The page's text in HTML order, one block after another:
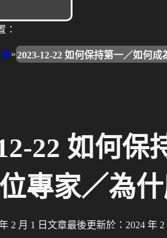
：
»2023-12-22 如何保持第一／如何
22 如何保
專家／為
2 月 1 日 文章最後更新於：2024 年 2